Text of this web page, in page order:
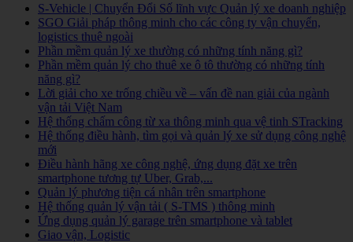
S-Vehicle | Chuyển Đổi Số lĩnh vực Quản lý xe doanh nghiệp
SGO Giải pháp thông minh cho các công ty vận chuyển,
logistics thuê ngoài
Phần mềm quản lý xe thường có những tính năng gì?
Phần mềm quản lý cho thuê xe ô tô thường có những tính
năng gì?
Lời giải cho xe trống chiều về – vấn đề nan giải của ngành
vận tải Việt Nam
Hệ thống chấm công từ xa thông minh qua vệ tinh STracking
Hệ thống điều hành, tìm gọi và quản lý xe sử dụng công nghệ
mới
Điều hành hãng xe công nghệ, ứng dụng đặt xe trên
smartphone tương tự Uber, Grab,...
Quản lý phương tiện cá nhân trên smartphone
Hệ thống quản lý vận tải ( S-TMS ) thông minh
Ứng dụng quản lý garage trên smartphone và tablet
Giao vận, Logistic